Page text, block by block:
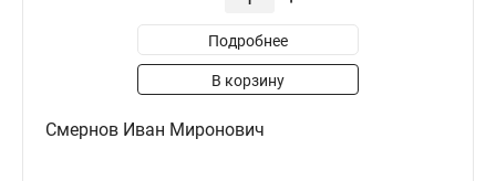
Подробнее
В корзину
Смернов Иван Миронович